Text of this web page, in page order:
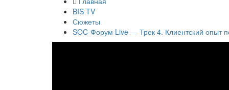
BIS TV
Сюжеты
SOC-Форум Live — Трек 4. Клиентский опыт